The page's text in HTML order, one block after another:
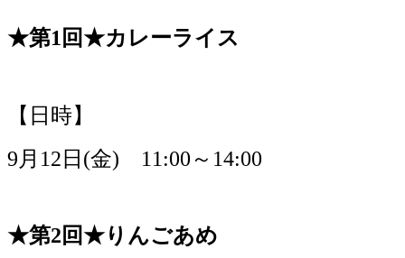
★第1回★カレーライス
【日時】
9月12日(金) 11:00～14:00
★第2回★りんごあめ